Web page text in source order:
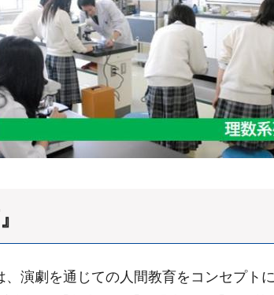
演劇を通じての人間教育をコンセプト